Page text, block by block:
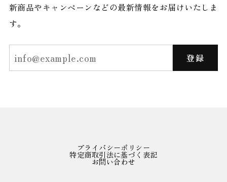
新商品やキャンペーンなどの最新情報をお届けいたしま
す。
登録
プライバシーポリシー
特定商取引法に基づく表記
お問い合わせ